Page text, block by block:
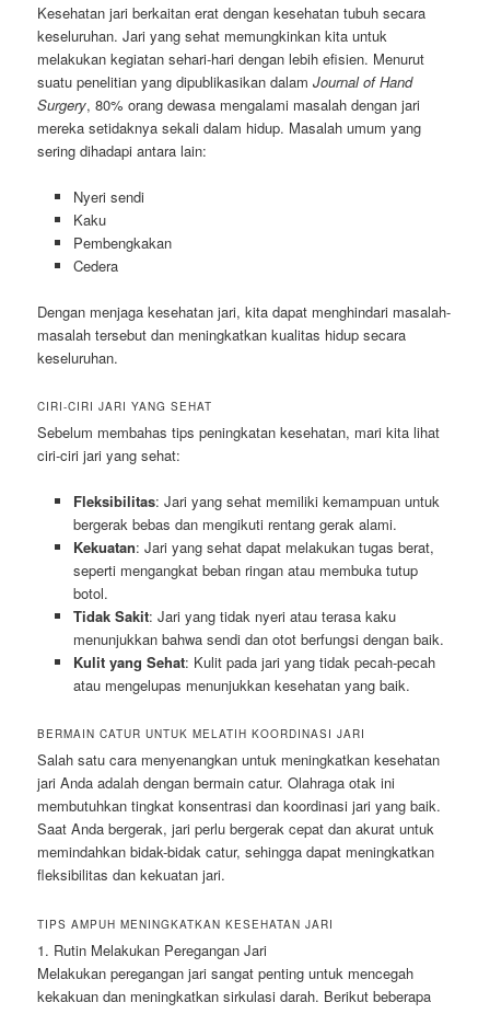
Kesehatan jari berkaitan erat dengan kesehatan tubuh secara
keseluruhan. Jari yang sehat memungkinkan kita untuk
melakukan kegiatan sehari-hari dengan lebih efisien. Menurut
suatu penelitian yang dipublikasikan dalamJournal of Hand
Surgery, 80% orang dewasa mengalami masalah dengan jari
mereka setidaknya sekali dalam hidup. Masalah umum yang
sering dihadapi antara lain:
Nyeri sendi
Kaku
Pembengkakan
Cedera
Dengan menjaga kesehatan jari, kita dapat menghindari masalah-
masalah tersebut dan meningkatkan kualitas hidup secara
keseluruhan.
CIRI-CIRI JARI YANG SEHAT
Sebelum membahas tips peningkatan kesehatan, mari kita lihat
ciri-ciri jari yang sehat:
Fleksibilitas: Jari yang sehat memiliki kemampuan untuk
bergerak bebas dan mengikuti rentang gerak alami.
Kekuatan: Jari yang sehat dapat melakukan tugas berat,
seperti mengangkat beban ringan atau membuka tutup
botol.
Tidak Sakit: Jari yang tidak nyeri atau terasa kaku
menunjukkan bahwa sendi dan otot berfungsi dengan baik.
Kulit yang Sehat: Kulit pada jari yang tidak pecah-pecah
atau mengelupas menunjukkan kesehatan yang baik.
BERMAIN CATUR UNTUK MELATIH KOORDINASI JARI
Salah satu cara menyenangkan untuk meningkatkan kesehatan
jari Anda adalah dengan bermain catur. Olahraga otak ini
membutuhkan tingkat konsentrasi dan koordinasi jari yang baik.
Saat Anda bergerak, jari perlu bergerak cepat dan akurat untuk
memindahkan bidak-bidak catur, sehingga dapat meningkatkan
fleksibilitas dan kekuatan jari.
TIPS AMPUH MENINGKATKAN KESEHATAN JARI
1. Rutin Melakukan Peregangan Jari
Melakukan peregangan jari sangat penting untuk mencegah
kekakuan dan meningkatkan sirkulasi darah. Berikut beberapa